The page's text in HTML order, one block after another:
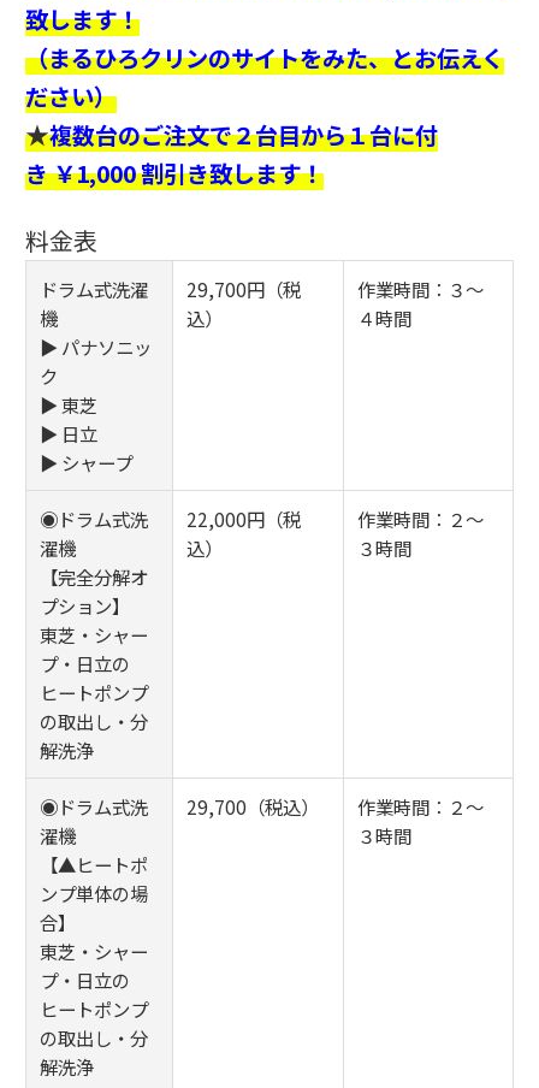
致します！
（まるひろクリンのサイトをみた、とお伝えく
ださい）
★複数台のご注文で２台目から１台に付
き ￥1,000 割引き致します！
料金表
ドラム式洗濯
機
▶ パナソニッ
ク
▶ 東芝
▶ 日立
▶ シャープ
29,700円（税
込）
作業時間：３～
４時間
◉ドラム式洗
濯機
【完全分解オ
プション】
東芝・シャー
プ・日立の
ヒートポンプ
の取出し・分
解洗浄
22,000円（税
込）
作業時間：２～
３時間
◉ドラム式洗
濯機
【▲ヒートポ
ンプ単体の場
合】
東芝・シャー
プ・日立の
ヒートポンプ
の取出し・分
解洗浄
29,700（税込）
作業時間：２～
３時間